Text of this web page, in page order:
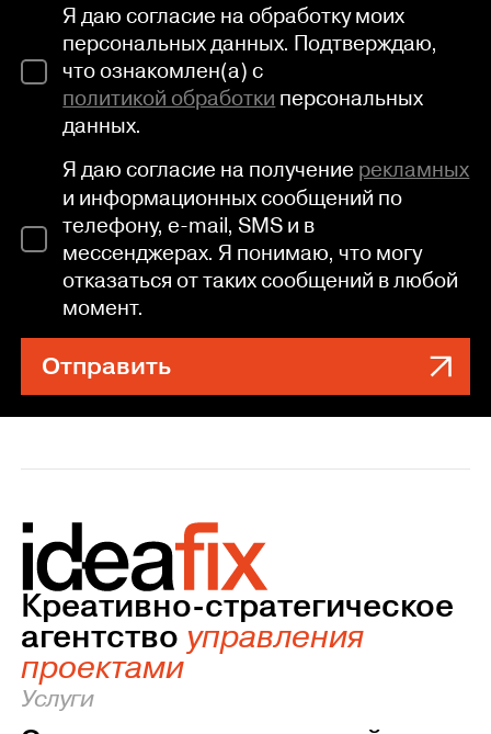
Я даю согласие на обработку моих
персональных данных. Подтверждаю,
что ознакомлен(а) с
политикой обработкиперсональных
данных.
Я даю согласие на получение рекламных
и информационных сообщений по
телефону, e-mail, SMS и в
мессенджерах. Я понимаю, что могу
отказаться от таких сообщений в любой
момент.
Отправить
Креативно-стратегическое
агентство управления
проектами
Услуги